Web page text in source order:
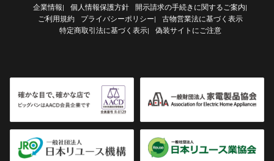
企業情報| 個人情報保護方針 開示請求の手続きに関するご案内|
ご利用規約 プライバシーポリシー|
古物営業法に基づく表示
特定商取引法に基づく表示| 偽装サイトにご注意